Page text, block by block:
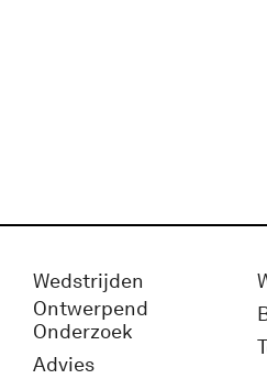
Wedstrijden
Ontwerpend
Onderzoek
Advies